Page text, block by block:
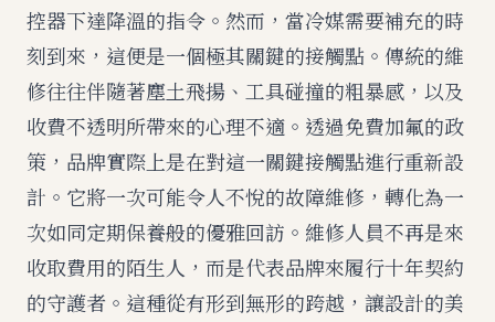
控器下達降溫的指令。然而，當冷媒需要補充的時
刻到來，這便是一個極其關鍵的接觸點。傳統的維
修往往伴隨著塵土飛揚、工具碰撞的粗暴感，以及
收費不透明所帶來的心理不適。透過免費加氟的政
策，品牌實際上是在對這一關鍵接觸點進行重新設
計。它將一次可能令人不悅的故障維修，轉化為一
次如同定期保養般的優雅回訪。維修人員不再是來
收取費用的陌生人，而是代表品牌來履行十年契約
的守護者。這種從有形到無形的跨越，讓設計的美